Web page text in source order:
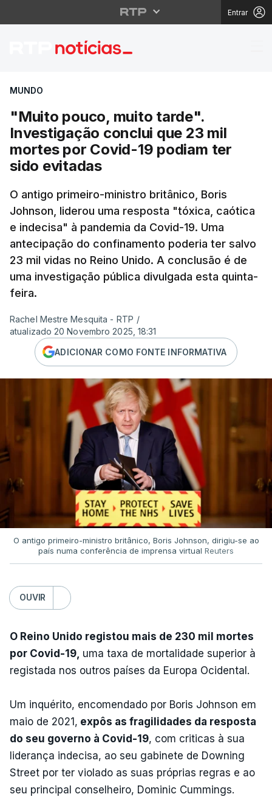
Entrar
"Muito pouco, muito
MUNDO
"Muito pouco, muito tarde".
Investigação conclui que 23 mil
mortes por Covid-19 podiam ter
sido evitadas
O antigo primeiro-ministro britânico, Boris
Johnson, liderou uma resposta "tóxica, caótica
e indecisa" à pandemia da Covid-19. Uma
antecipação do confinamento poderia ter salvo
23 mil vidas no Reino Unido. A conclusão é de
uma investigação pública divulgada esta quinta-
feira.
Rachel Mestre Mesquita - RTP /
atualizado 20 Novembro 2025, 18:31
ADICIONAR COMO FONTE INFORMATIVA
O antigo primeiro-ministro britânico, Boris Johnson, dirigiu-se ao
país numa conferência de imprensa virtual Reuters
OUVIR
O Reino Unido registou mais de 230 mil mortes
por Covid-19, uma taxa de mortalidade superior à
registada nos outros países da Europa Ocidental.
Um inquérito, encomendado por Boris Johnson em
maio de 2021, expôs as fragilidades da resposta
do seu governo à Covid-19, com criticas à sua
liderança indecisa, ao seu gabinete de Downing
Street por ter violado as suas próprias regras e ao
seu principal conselheiro, Dominic Cummings.